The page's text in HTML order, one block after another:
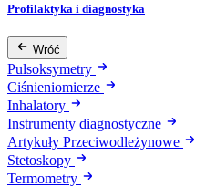
Profilaktyka i diagnostyka
Wróć
Pulsoksymetry
Ciśnieniomierze
Inhalatory
Instrumenty diagnostyczne
Artykuły Przeciwodleżynowe
Stetoskopy
Termometry